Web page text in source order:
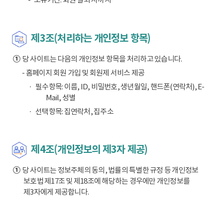
제3조(처리하는 개인정보 항목)
①당 사이트는 다음의 개인정보 항목을 처리하고 있습니다.
- 홈페이지 회원 가입 및 회원제 서비스 제공
필수항목: 이름, ID, 비밀번호, 생년월일, 핸드폰(연락처), E-
Mail, 성별
선택항목: 집연락처, 집주소
제4조(개인정보의 제3자 제공)
①당 사이트는 정보주체의 동의, 법률의 특별한 규정 등 개인정보
보호법 제17조 및 제18조에 해당하는 경우에만 개인정보를
제3자에게 제공합니다.